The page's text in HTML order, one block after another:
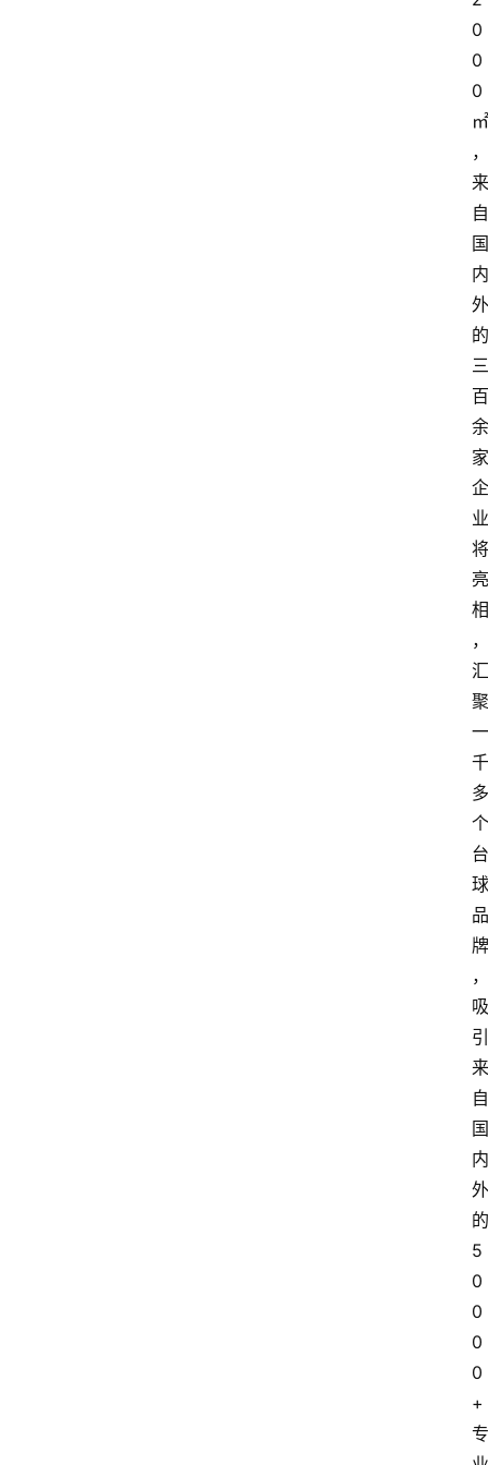
0
0
0
㎡
，
来
自
国
内
外
的
三
百
余
家
企
业
将
亮
相
，
汇
聚
一
千
多
个
台
球
品
牌
，
吸
引
来
自
国
内
外
的
5
0
0
0
0
+
专